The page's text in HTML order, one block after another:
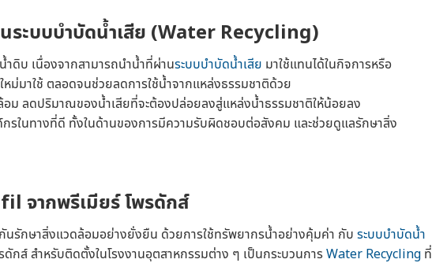
ระบบบำบัดน้ำเสีย (Water Recycling)
ดิบ เนื่องจากสามารถนำน้ำที่ผ่านระบบบำบัดน้ำเสีย มาใช้แทนได้ในกิจการหรือ
ม่มาใช้ ตลอดจนช่วยลดการใช้น้ำจากแหล่งธรรมชาติด้วย
ม ลดปริมาณของน้ำเสียที่จะต้องปล่อยลงสู่แหล่งน้ำธรรมชาติให้น้อยลง
ในทางที่ดี ทั้งในด้านของการมีความรับผิดชอบต่อสังคม และช่วยดูแลรักษาสิ่ง
จากพรีเมียร์ โพรดักส์
นรักษาสิ่งแวดล้อมอย่างยั่งยืน ด้วยการใช้ทรัพยากรน้ำอย่างคุ้มค่า กับ ระบบบำบัดน้ำ
กส์ สำหรับติดตั้งในโรงงานอุตสาหกรรมต่าง ๆ เป็นกระบวนการWater Recycling ที่